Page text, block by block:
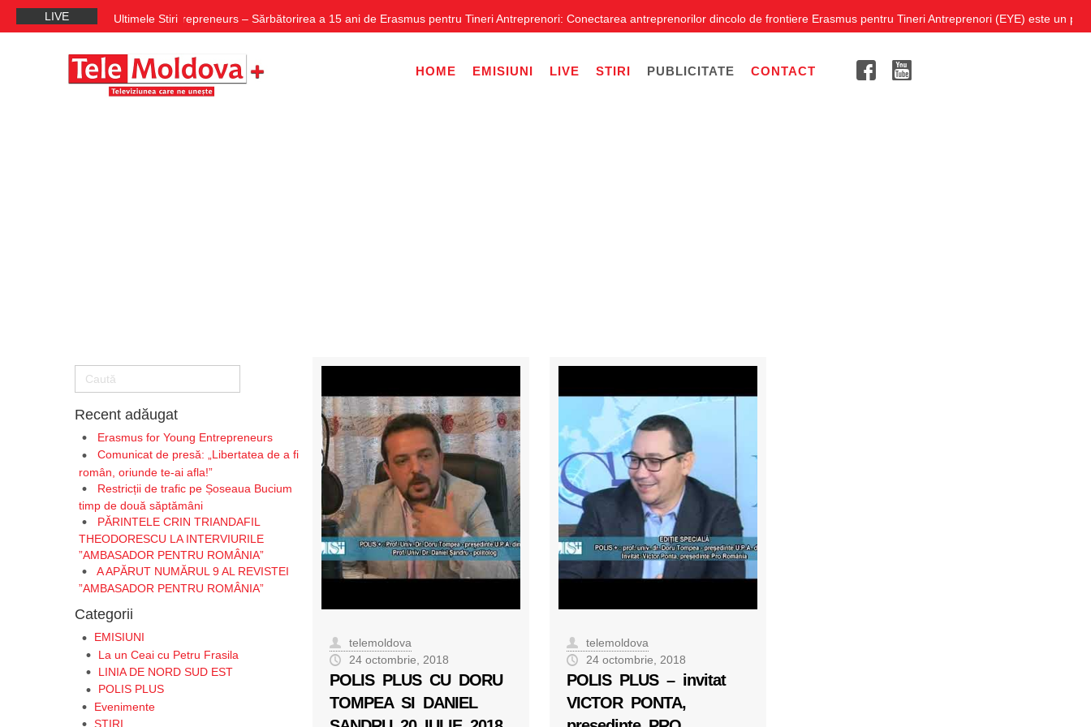
LIVE Ultimele Stiri
Erasmus for Young Entrepreneurs – Sărbătorirea a 15 ani de Erasmus pentru Tineri Antreprenori: Conectarea antreprenorilor dincolo de frontiere Erasmus pentru Tineri Antreprenori (EYE) este un
HOME EMISIUNI LIVE STIRI PUBLICITATE CONTACT
Recent adăugat
Erasmus for Young Entrepreneurs
Comunicat de presă: „Libertatea de a fi
român, oriunde te-ai afla!”
Restricții de trafic pe Șoseaua Bucium
timp de două săptămâni
PĂRINTELE CRIN TRIANDAFIL
THEODORESCU LA INTERVIURILE
”AMBASADOR PENTRU ROMÂNIA”
A APĂRUT NUMĂRUL 9 AL REVISTEI
”AMBASADOR PENTRU ROMÂNIA”
Categorii
EMISIUNI
La un Ceai cu Petru Frasila
LINIA DE NORD SUD EST
POLIS PLUS
Evenimente
STIRI
telemoldova
24 octombrie, 2018
POLIS PLUS CU DORU
TOMPEA SI DANIEL
telemoldova
24 octombrie, 2018
POLIS PLUS – invitat
VICTOR PONTA,